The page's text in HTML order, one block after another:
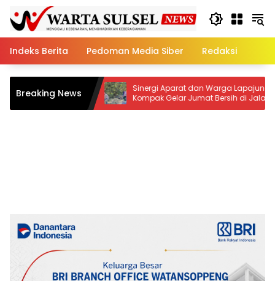
content
Indeks Berita
Pedoman Media Siber Redaksi
Breaking NewsSinergi Aparat dan Warga Lapajung
Kompak Gelar Jumat Bersih di Jalan
Pesantren